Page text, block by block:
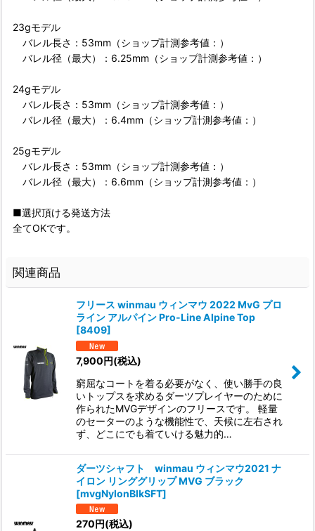
23gモデル
バレル長さ：53mm（ショップ計測参考値：）
バレル径（最大）：6.25mm（ショップ計測参考値：）
24gモデル
バレル長さ：53mm（ショップ計測参考値：）
バレル径（最大）：6.4mm（ショップ計測参考値：）
25gモデル
バレル長さ：53mm（ショップ計測参考値：）
バレル径（最大）：6.6mm（ショップ計測参考値：）
■選択頂ける発送方法
全てOKです。
関連商品
フリース winmau ウィンマウ 2022 MvG プロ
ライン アルパイン Pro-Line Alpine Top
[8409]
7,900円(税込)
窮屈なコートを着る必要がなく、使い勝手の良
いトップスを求めるダーツプレイヤーのために
作られたMVGデザインのフリースです。 軽量
のセーターのような機能性で、天候に左右され
ず、どこにでも着ていける魅力的…
ダーツシャフト winmau ウィンマウ2021 ナ
イロン リンググリップ MVG ブラック
[mvgNylonBlkSFT]
270円(税込)